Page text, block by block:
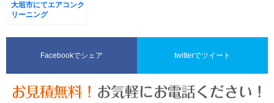
大垣市にてエアコンク
リーニング
Facebookでシェア twitterでツイート